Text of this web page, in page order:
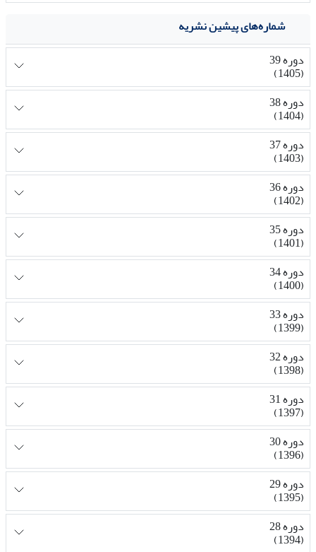
شماره‌های پیشین نشریه
دوره 39
(1405)
دوره 38
(1404)
دوره 37
(1403)
دوره 36
(1402)
دوره 35
(1401)
دوره 34
(1400)
دوره 33
(1399)
دوره 32
(1398)
دوره 31
(1397)
دوره 30
(1396)
دوره 29
(1395)
دوره 28
(1394)